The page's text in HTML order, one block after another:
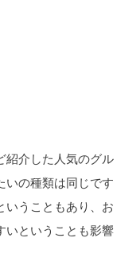
紹介した人気のグル
いの種類は同じです
いうこともあり、お
いということも影響